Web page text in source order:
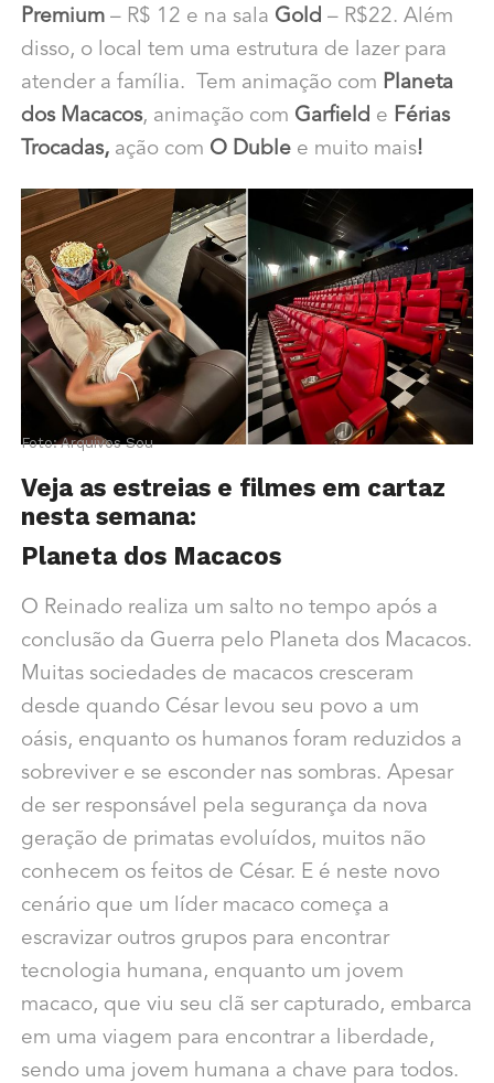
Premium– R$ 12 e na sala Gold – R$22. Além
disso, olocal tem uma estrutura de lazer para
atender a família. T em animação com Planeta
dos Macacos, animação com Garfield e Férias
Trocadas, ação com O Duble e muito mais!
Foto: Arquivos Sou
Veja as estreias e filmes em cartaz
nesta semana:
Planeta dos Macacos
O Reinado realiza um salto no tempo após a
conclusão da Guerra pelo Planeta dos Macacos.
Muitas sociedades de macacos cresceram
desde quando César levou seu povo a um
oásis, enquanto os humanos foram reduzidos a
sobreviver e se esconder nas sombras. Apesar
de ser responsável pela segurança da nova
geração de primatas evoluídos, muitos não
conhecem os feitos de César. E é neste novo
cenário que um líder macaco começa a
escravizar outros grupos para encontrar
tecnologia humana, enquanto um jovem
macaco, que viu seu clã ser capturado, embarca
em uma viagem para encontrar a liberdade,
sendo uma jovem humana a chave para todos.